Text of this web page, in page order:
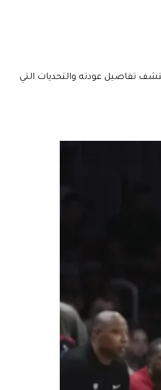
تفاصيل عودته والتحديات التي